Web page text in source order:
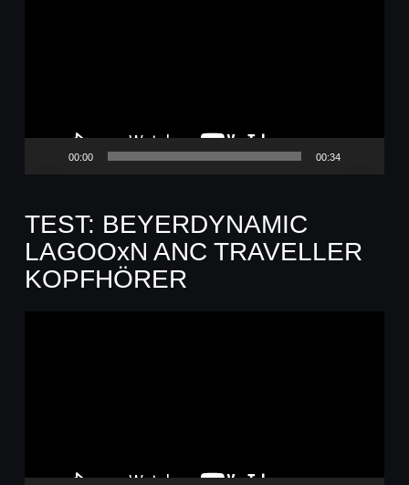
00:00 00:34
TEST: BEYERDYNAMIC
LAGOOxN ANC TRAVELLER
KOPFHÖRER